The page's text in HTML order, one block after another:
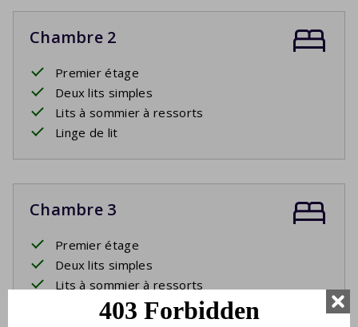
Chambre 2
Premier étage
Deux lits simples
Lits à sommier à ressorts
Linge de lit
Chambre 3
Premier étage
Deux lits simples
Lits à sommier à ressorts
Linge de lit